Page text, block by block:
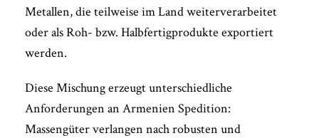
Metallen, die teilweise im Land weiterverarbeitet
oder als Roh- bzw. Halbfertigprodukte exportiert
werden.
Diese Mischung erzeugt unterschiedliche
Anforderungen an Armenien Spedition:
Massengüter verlangen nach robusten und